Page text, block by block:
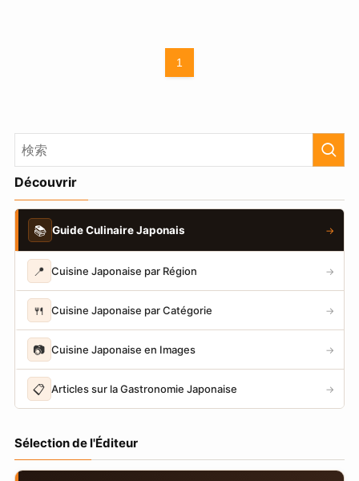
1
Découvrir
📚 Guide Culinaire Japonais →
📍 Cuisine Japonaise par Région →
🍴 Cuisine Japonaise par Catégorie →
📷 Cuisine Japonaise en Images →
📋 Articles sur la Gastronomie Japonaise →
Sélection de l'Éditeur